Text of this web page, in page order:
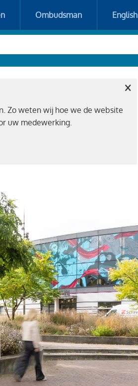
Ombudsman English
Zo weten wij hoe we de website
uw medewerking.
×